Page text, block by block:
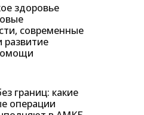
здоровье
современные
границ: какие
операции